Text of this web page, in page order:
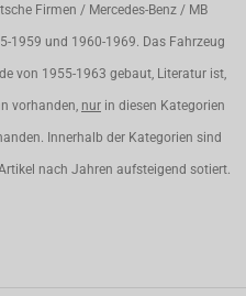
Firmen / Mercedes-Benz / MB
1959 und 1960-1969. Das Fahrzeug
von 1955-1963 gebaut, Literatur ist,
vorhanden, nur in diesen Kategorien
Innerhalb der Kategorien sind
nach Jahren aufsteigend sotiert.